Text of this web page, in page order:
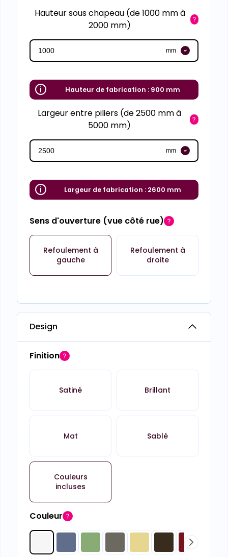
Hauteur sous chapeau (de 1000 mm à
2000 mm)
mm
Hauteur de fabrication : 900 mm
Largeur entre piliers (de 2500 mm à
5000 mm)
mm
Largeur de fabrication : 2600 mm
Sens d'ouverture (vue côté rue)
Refoulement à
gauche
Refoulement à
droite
Design
Finition
Satiné Brillant
Mat Sablé
Couleurs
incluses
Couleur